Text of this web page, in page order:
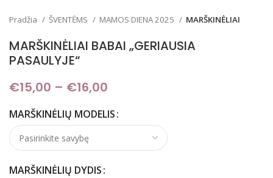
Pradžia ŠVENTĖMS MAMOS DIENA 2025 MARŠKINĖLIAI
MARŠKINĖLIAI BABAI „GERIAUSIA
PASAULYJE“
€15,00 – €16,00
MARŠKINĖLIŲ MODELIS
MARŠKINĖLIŲ DYDIS